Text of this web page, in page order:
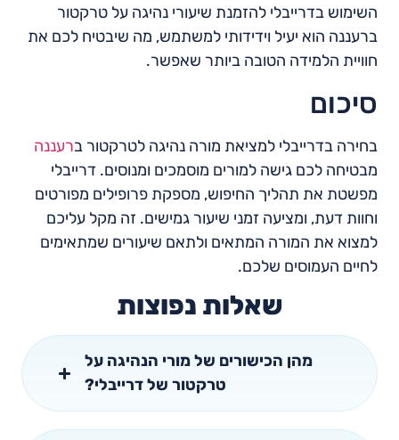
השימוש בדרייבלי להזמנת שיעורי נהיגה על טרקטור
ברעננה הוא יעיל וידידותי למשתמש, מה שיבטיח לכם את
חוויית הלמידה הטובה ביותר שאפשר.
סיכום
בחירה בדרייבלי למציאת מורה נהיגה לטרקטור ברעננה
מבטיחה לכם גישה למורים מוסמכים ומנוסים. דרייבלי
מפשטת את תהליך החיפוש, מספקת פרופילים מפורטים
וחוות דעת, ומציעה זמני שיעור גמישים. זה מקל עליכם
למצוא את המורה המתאים ולתאם שיעורים שמתאימים
לחיים העמוסים שלכם.
שאלות נפוצות
מהן הכישורים של מורי הנהיגה על
טרקטור של דרייבלי?